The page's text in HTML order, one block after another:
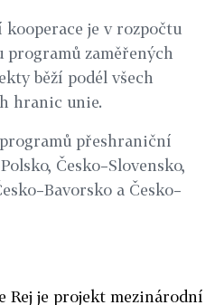
je v rozpočtu
programů zaměřených
běží podél všech
hranic unie.
přeshraniční
Česko–Slovensko,
a Česko–
Rej je projekt mezinárodní